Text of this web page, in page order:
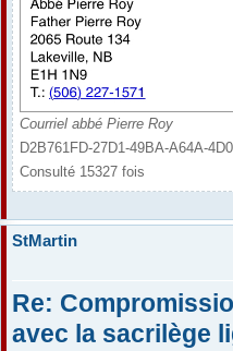
Courriel abbé Pierre Roy
D2B761FD-27D1-49BA-A64A-
Consulté 15327 fois
StMartin
Re:
avec la sacrilège